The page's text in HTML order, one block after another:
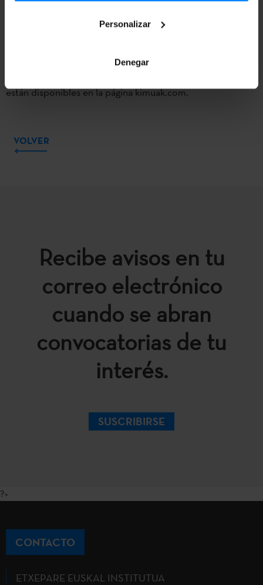
Personalizar
Denegar
pública. Asimismo, sólo se admitirán cortometrajes que
están disponibles en la página kimuak.com.
VOLVER
Recibe avisos en tu
correo electrónico
cuando se abran
convocatorias de tu
interés.
SUSCRIBIRSE
?>
CONTACTO
ETXEPARE EUSKAL INSTITUTUA